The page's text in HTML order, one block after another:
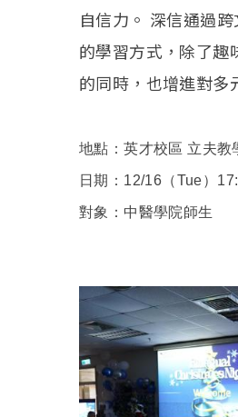
自信力。 深信通過
的學習方式，除了趣
的同時，也增進對多
地點：英才校區 立夫教
日期：12/16 （Tue）
對象：中醫學院師生